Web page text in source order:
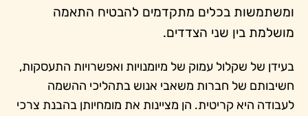
ומשתמשות בכלים מתקדמים להבטיח התאמה
מושלמת בין שני הצדדים.
בעידן של שקלול עמוק של מיומנויות ואפשרויות התעסקות,
חשיבותם של חברות משאבי אנוש בתהליכי ההשמה
לעבודה היא קריטית. הן מציינות את מומחיותן בהבנת צרכי